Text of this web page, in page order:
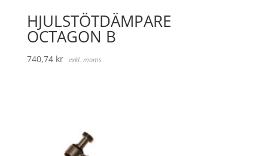
HJULSTÖTDÄMPARE
OCTAGON B
740,74 kr exkl. moms